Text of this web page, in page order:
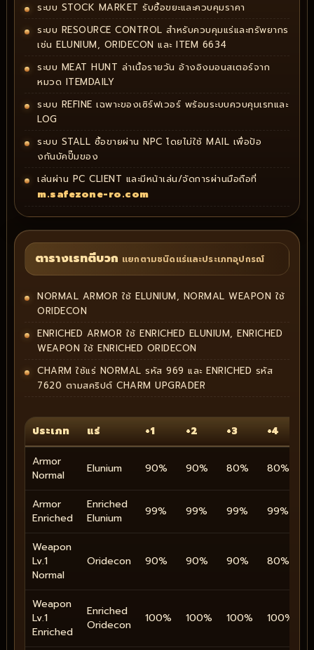
ระบบ STOCK MARKET รับซื้อขยะและควบคุมราคา
ระบบ RESOURCE CONTROL สำหรับควบคุมแร่และทรัพยากร
เช่น ELUNIUM, ORIDECON และ ITEM 6634
ระบบ MEAT HUNT ล่าเนื้อรายวัน อ้างอิงมอนสเตอร์จาก
หมวด ITEMDAILY
ระบบ REFINE เฉพาะของเซิร์ฟเวอร์ พร้อมระบบควบคุมเรทและ
LOG
ระบบ STALL ซื้อขายผ่าน NPC โดยไม่ใช้ MAIL เพื่อป้อ
งกันบัคปั๊มของ
เล่นผ่าน PC CLIENT และมีหน้าเล่น/จัดการผ่านมือถือที่
m.safezone-ro.com
ตารางเรทตีบวก แยกตามชนิดแร่และประเภทอุปกรณ์
NORMAL ARMOR ใช้ ELUNIUM, NORMAL WEAPON ใช้
ORIDECON
ENRICHED ARMOR ใช้ ENRICHED ELUNIUM, ENRICHED
WEAPON ใช้ ENRICHED ORIDECON
CHARM ใช้แร่ NORMAL รหัส 969 และ ENRICHED รหัส
7620 ตามสคริปต์ CHARM UPGRADER
ประเภท แร่ +1 +2 +3 +4
Armor
Normal
Elunium 90% 90% 80% 80%
Armor
Enriched
Enriched
Elunium
99% 99% 99% 99%
Weapon
Lv.1
Normal
Oridecon 90% 90% 90% 80%
Weapon
Lv.1
Enriched
Enriched
Oridecon
100% 100% 100% 100%